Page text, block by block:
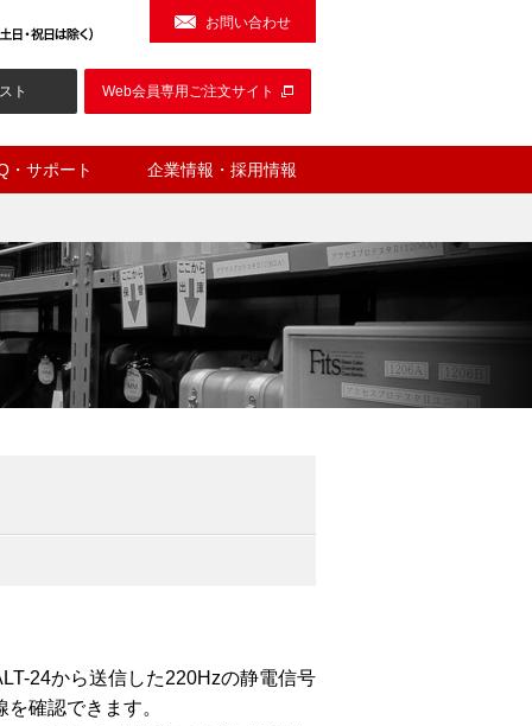
お問い合わせ
ト Web会員専用ご注文サイト
・サポート 企業情報・採用情報
24から送信した220Hzの静電信号
確認できます。